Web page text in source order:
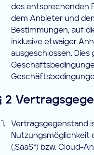
des entsprechenden
dem Anbieter und
Bestimmungen, auf
inklusive etwaiger
ausgeschlossen.
2
Vertragsgegenstand
Nutzungsmöglichkeit
(„SaaS“) bzw.